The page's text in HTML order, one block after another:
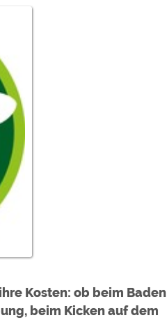
Kosten: ob beim Baden
beim Kicken auf dem
https://policies.google.com/privacy
https://policies.google.com/privacy
https://policies.google.com/privacy
https://policies.google.com/privacy
über "COOKIES" geändert